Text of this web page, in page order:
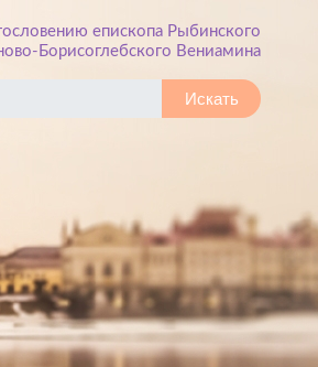
епископа Рыбинского
Борисоглебского Вениамина